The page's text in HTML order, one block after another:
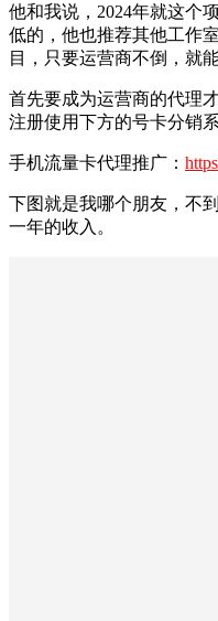
他和我说，2024年就这个
低的，他也推荐其他工作
目，只要运营商不倒，就
首先要成为运营商的代理
注册使用下方的号卡分销
手机流量卡代理推广：
下图就是我哪个朋友，不
一年的收入。